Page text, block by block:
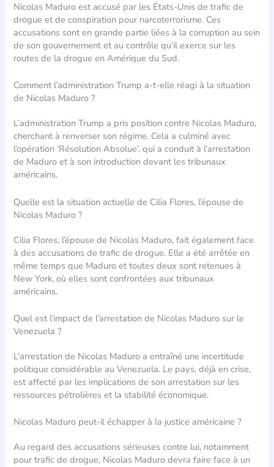
Nicolas Maduro est accusé par les États-Unis de trafic de
drogue et de conspiration pour narcoterrorisme. Ces
accusations sont en grande partie liées à la corruption au sein
de son gouvernement et au contrôle qu’il exerce sur les
routes de la drogue en Amérique du Sud.
Comment l’administration Trump a-t-elle réagi à la situation
de Nicolas Maduro ?
L’administration Trump a pris position contre Nicolas Maduro,
cherchant à renverser son régime. Cela a culminé avec
l’opération ‘Résolution Absolue’, qui a conduit à l’arrestation
de Maduro et à son introduction devant les tribunaux
américains.
Quelle est la situation actuelle de Cilia Flores, l’épouse de
Nicolas Maduro ?
Cilia Flores, l’épouse de Nicolas Maduro, fait également face
à des accusations de trafic de drogue. Elle a été arrêtée en
même temps que Maduro et toutes deux sont retenues à
New York, où elles sont confrontées aux tribunaux
américains.
Quel est l’impact de l’arrestation de Nicolas Maduro sur le
Venezuela ?
L’arrestation de Nicolas Maduro a entraîné une incertitude
politique considérable au Venezuela. Le pays, déjà en crise,
est affecté par les implications de son arrestation sur les
ressources pétrolières et la stabilité économique.
Nicolas Maduro peut-il échapper à la justice américaine ?
Au regard des accusations sérieuses contre lui, notamment
pour trafic de drogue, Nicolas Maduro devra faire face à un